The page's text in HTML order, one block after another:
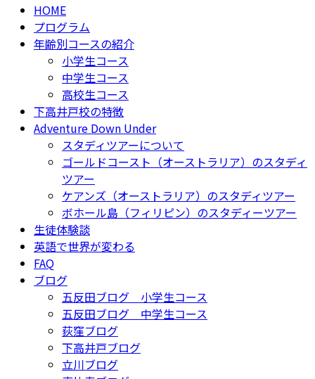
HOME
プログラム
年齢別コースの紹介
小学生コース
中学生コース
高校生コース
下高井戸校の特徴
Adventure Down Under
スタディツアーについて
ゴールドコースト（オーストラリア）のスタディ
ツアー
ケアンズ（オーストラリア）のスタディツアー
ボホール島（フィリピン）のスタディーツアー
生徒体験談
英語で世界が変わる
FAQ
ブログ
五反田ブログ 小学生コース
五反田ブログ 中学生コース
荻窪ブログ
下高井戸ブログ
立川ブログ